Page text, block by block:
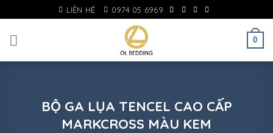
to
content
LIÊN HỆ 0974 05 6969
0
BỘ GA LỤA TENCEL CAO CẤP
MARKCROSS MÀU KEM